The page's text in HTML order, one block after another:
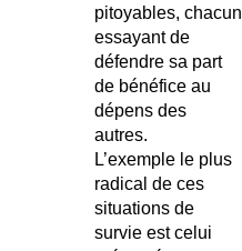
pitoyables, chacun
essayant de
défendre sa part
de bénéfice au
dépens des
autres.
L’exemple le plus
radical de ces
situations de
survie est celui